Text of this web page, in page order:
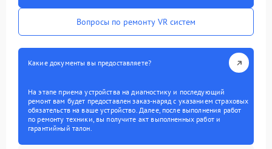
Вопросы по ремонту VR систем
Какие документы вы предоставляете?
На этапе приема устройства на диагностику и последующий
ремонт вам будет предоставлен заказ-наряд с указанием страховых
обязательств на ваше устройство. Далее, после выполнения работ
по ремонту техники, вы получите акт выполненных работ и
гарантийный талон.